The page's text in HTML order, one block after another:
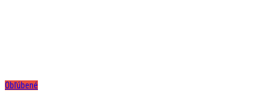
Obľúbené